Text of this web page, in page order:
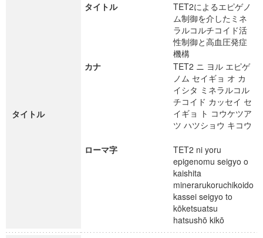
タイトル
タイトル
TET2によるエピゲノ
ム制御を介したミネ
ラルコルチコイド活
性制御と高血圧発症
機構
カナ
TET2 ニ ヨル エピゲ
ノム セイギョ オ カ
イシタ ミネラルコル
チコイド カッセイ セ
イギョ ト コウケツア
ツ ハツショウ キコウ
ローマ字
TET2 ni yoru
epigenomu seigyo o
kaishita
minerarukoruchikoido
kassei seigyo to
kōketsuatsu
hatsushō kikō